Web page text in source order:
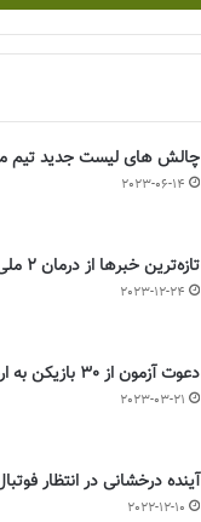
چالش هاى ليست جدید تيم
2023-06-14
تازه‌ترین خبرها از درمان ۲ ملی‌پوش فوتبال زنان
2023-12-24
دعوت آزمون از 30 بازیکن به اردوی تیم ملی
2023-03-21
آینده درخشانی در انتظار
2022-12-10